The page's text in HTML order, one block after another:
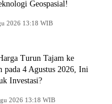
Geospasial!
Rabu, 5 Agu 2026 13:18 WIB
Turun Tajam ke
pada 4 Agustus 2026, Ini
Investasi?
Selasa, 4 Agu 2026 13:18 WIB